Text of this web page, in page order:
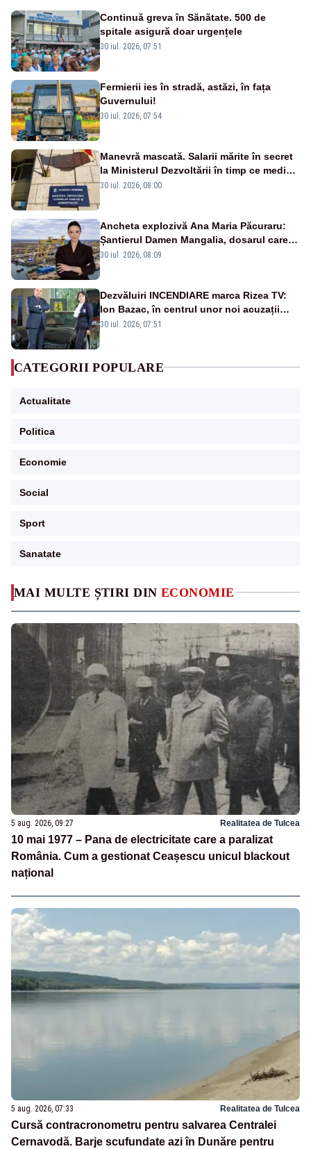
MAI MULTE ȘTIRI DIN ECONOMIE
5 aug. 2026, 09:27 Realitatea de Tulcea
10 mai 1977 – Pana de electricitate care a paralizat
România. Cum a gestionat Ceașescu unicul blackout
național
5 aug. 2026, 07:33 Realitatea de Tulcea
Cursă contracronometru pentru salvarea Centralei
Cernavodă. Barje scufundate azi în Dunăre pentru
Continuă greva în Sănătate. 500 de
spitale asigură doar urgențele
30 iul. 2026, 07:51
Fermierii ies în stradă, astăzi, în fața
Guvernului!
30 iul. 2026, 07:54
Manevră mascată. Salarii mărite în secret
la Ministerul Dezvoltării în timp ce medicii
ies în stradă
30 iul. 2026, 08:00
Ancheta explozivă Ana Maria Păcuraru:
Șantierul Damen Mangalia, dosarul care
scufundă apărarea României
30 iul. 2026, 08:09
Dezvăluiri INCENDIARE marca Rizea TV:
Ion Bazac, în centrul unor noi acuzații
publice
30 iul. 2026, 07:51
CATEGORII POPULARE
Actualitate
Politica
Economie
Social
Sport
Sanatate